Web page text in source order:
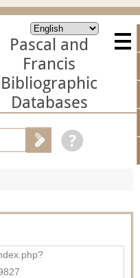
Pascal and
Francis
Bibliographic
Databases